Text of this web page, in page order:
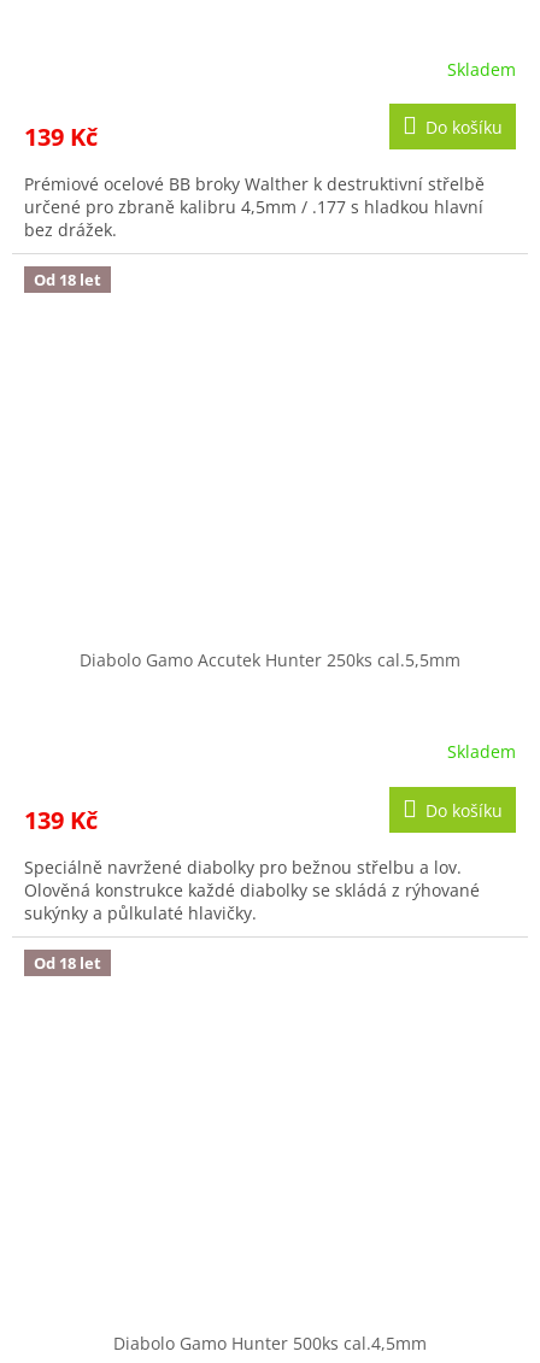
Skladem
139 Kč Do košíku
Prémiové ocelové BB broky Walther k destruktivní střelbě
určené pro zbraně kalibru 4,5mm / .177 s hladkou hlavní
bez drážek.
Od 18 let
Diabolo Gamo Accutek Hunter 250ks cal.5,5mm
Skladem
139 Kč Do košíku
Speciálně navržené diabolky pro bežnou střelbu a lov.
Olověná konstrukce každé diabolky se skládá z rýhované
sukýnky a půlkulaté hlavičky.
Od 18 let
Diabolo Gamo Hunter 500ks cal.4,5mm